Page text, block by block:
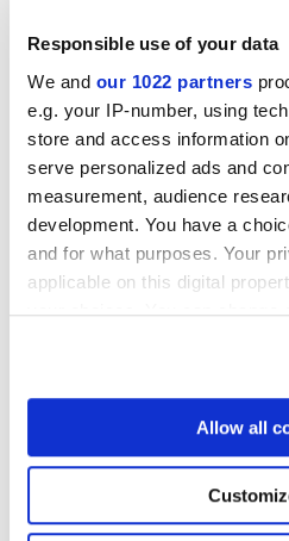
Responsible use of your data
We and our 1022 partners
e.g. your IP-number, using
store and access information
serve personalized ads and
measurement, audience
development. You have a
and for what purposes. Your
applicable on this digital
your choices. You can change
If you allow, we would also like
Collect information
location which can be
Identify your device by
specific characteristics
Allow all
STAGE SILVER